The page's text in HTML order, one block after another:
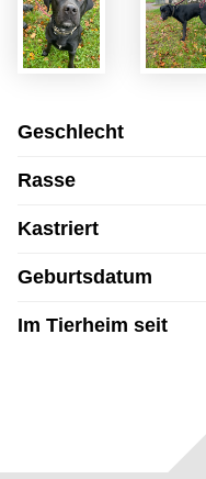
Geschlecht
Rasse
Kastriert
Geburtsdatum
Im Tierheim seit